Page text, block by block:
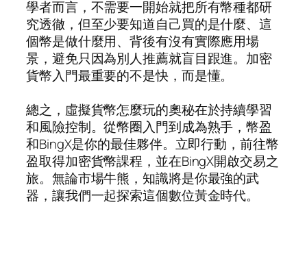
學者而言，不需要一開始就把所有幣種都研
究透徹，但至少要知道自己買的是什麼、這
個幣是做什麼用、背後有沒有實際應用場
景，避免只因為別人推薦就盲目跟進。加密
貨幣入門最重要的不是快，而是懂。
總之，虛擬貨幣怎麼玩的奧秘在於持續學習
和風險控制。從幣圈入門到成為熟手，幣盈
和BingX是你的最佳夥伴。立即行動，前往幣
盈取得加密貨幣課程，並在BingX開啟交易之
旅。無論市場牛熊，知識將是你最強的武
器，讓我們一起探索這個數位黃金時代。